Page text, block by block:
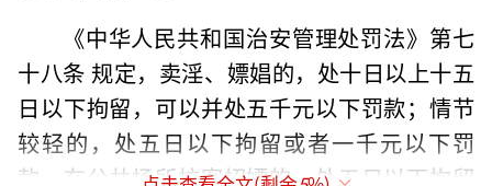
《中华人民共和国治安管理处罚法》第七
十八条 规定，卖淫、嫖娼的，处十日以上十五
日以下拘留，可以并处五千元以下罚款；情节
较轻的，处五日以下拘留或者一千元以下罚
款。在公共场所拉客招嫖的，处五日以下拘留